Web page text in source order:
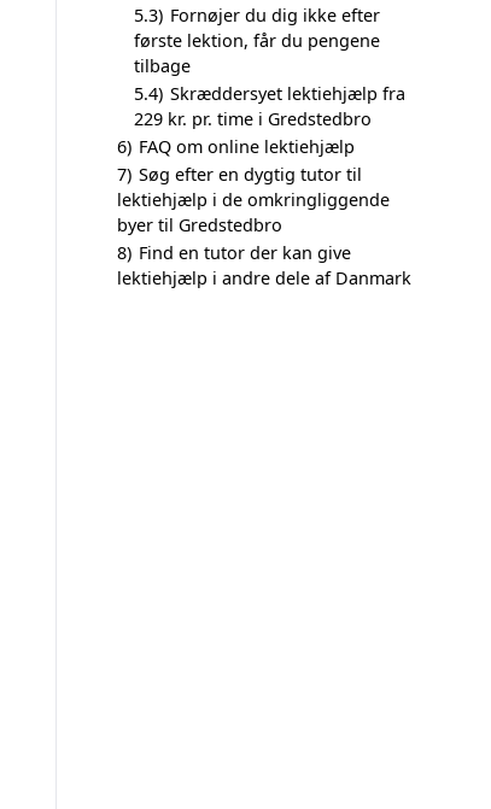
5.3) Fornøjer du dig ikke efter
første lektion, får du pengene
tilbage
5.4) Skræddersyet lektiehjælp fra
229 kr. pr. time i Gredstedbro
6) FAQ om online lektiehjælp
7) Søg efter en dygtig tutor til
lektiehjælp i de omkringliggende
byer til Gredstedbro
8) Find en tutor der kan give
lektiehjælp i andre dele af Danmark